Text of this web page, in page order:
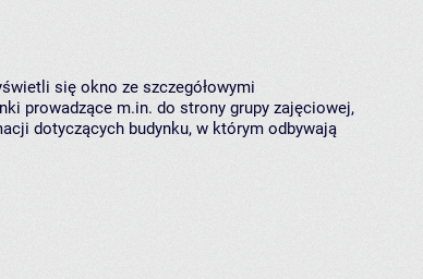
się okno ze szczegółowymi
prowadzące m.in. do strony grupy zajęciowej,
dotyczących budynku, w którym odbywają